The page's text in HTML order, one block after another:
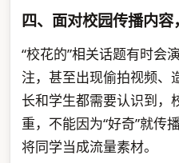
四、面对校园传播内
“校花的”相关话题有时会
注，甚至出现偷拍视频、
长和学生都需要认识到，
重，不能因为“好奇”就传
将同学当成流量素材。